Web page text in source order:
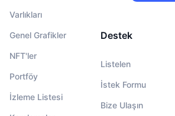
Varlıkları
Genel Grafikler
NFT'ler
Portföy
İzleme Listesi
Destek
Listelen
İstek Formu
Bize Ulaşın